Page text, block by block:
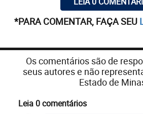
*PARA COMENTAR, FAÇA SEU
Os comentários são de
seus autores e não
Estado de
Leia 0 comentários